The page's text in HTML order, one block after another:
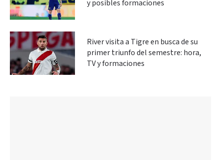
y posibles formaciones
River visita a Tigre en busca de su
primer triunfo del semestre: hora,
TV y formaciones